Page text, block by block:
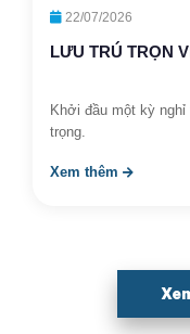
22/07/2026
LƯU TRÚ TRỌN
Khởi đầu một kỳ
trọng.
Xem thêm